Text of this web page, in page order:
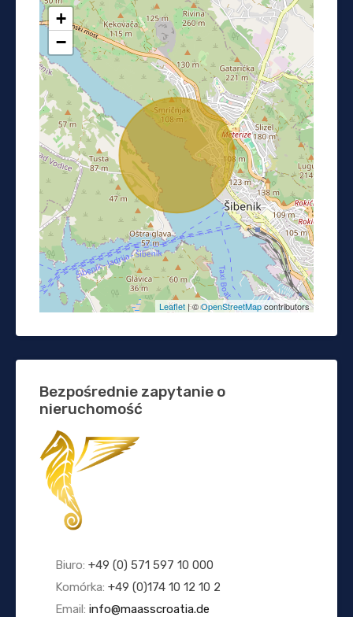
+
−
Leaflet | ©OpenStreetMapcontributors
Bezpośrednie zapytanie o
nieruchomość
Biuro: +49 (0) 571 597 10 000
Komórka: +49 (0)174 10 12 10 2
Email: info@maasscroatia.de